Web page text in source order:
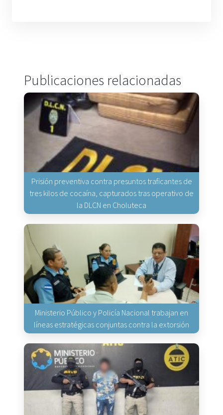
Publicaciones relacionadas
Prisión preventiva contra presuntos traficantes de
tres kilos de cocaína, capturados tras operativo de
la DLCN en Choluteca
Ministerio Público y Policía Nacional trabajan en
líneas estratégicas conjuntas contra la extorsión